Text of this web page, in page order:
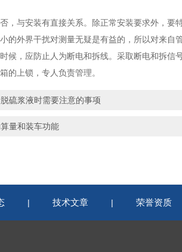
安装有直接关系。除正常安装要求外，要
的外界干扰对测量无疑是有益的，所以对来自
，应防止人为断电和拆线。采取断电和拆信
的上锁，专人负责管理。
硫浆液时需要注意的事项
量和装车功能
| 技术文章 | 荣誉资质